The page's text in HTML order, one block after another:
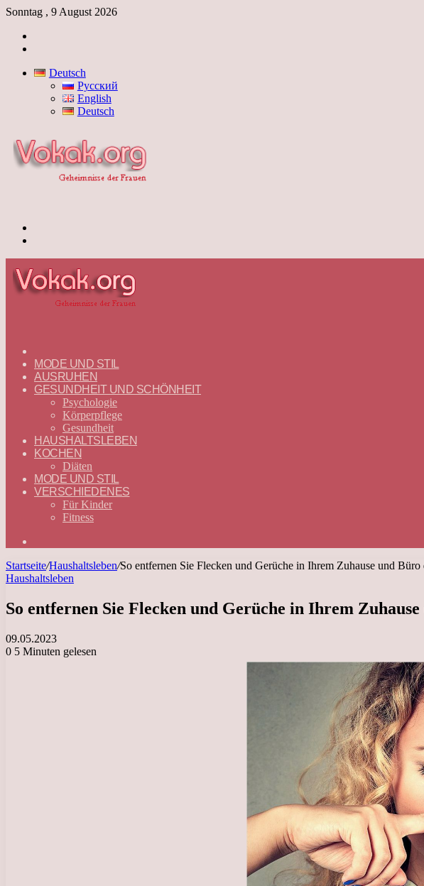
Sonntag , 9 August 2026
Deutsch
Русский
English
Deutsch
—
DEUTSCH
MODE UND STIL
AUSRUHEN
GESUNDHEIT UND SCHÖNHEIT
Psychologie
Körperpflege
Gesundheit
HAUSHALTSLEBEN
KOCHEN
Diäten
MODE UND STIL
VERSCHIEDENES
Für Kinder
Fitness
Startseite/Haushaltsleben/So entfernen Sie Flecken und Gerüche in Ihrem Zuhause und
Haushaltsleben
So entfernen Sie Flecken und Gerüche in Ihrem
09.05.2023
0 5 Minuten gelesen